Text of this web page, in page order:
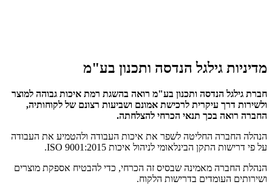
מדיניות גילגל הנדסה ותכנון בע"מ
חברת גילגל הנדסה ותכנון בע"מ רואה בהשגת רמת איכות גבוהה למוצר
ולשירות דרך עיקרית לרכישת אמונם ושביעות רצונם של לקוחותיה,
החברה רואה בכך תנאי הכרחי להצלחתה.
הנהלה החברה החליטה לשפר את איכות העבודה ולהטמיע את העבודה
על פי דרישות התקן הבינלאומי לניהול איכות 9001:2015 ISO.
הנהלת החברה מאמינה שבסיס זה הכרחי, כדי להבטיח אספקת מוצרים
ושירותים העומדים בדרישות הלקוח.